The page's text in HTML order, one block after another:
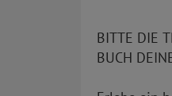
BITTE DIE
BUCH